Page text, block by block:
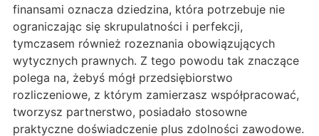
finansami oznacza dziedzina, która potrzebuje nie
ograniczając się skrupulatności i perfekcji,
tymczasem również rozeznania obowiązujących
wytycznych prawnych. Z tego powodu tak znaczące
polega na, żebyś mógł przedsiębiorstwo
rozliczeniowe, z którym zamierzasz współpracować,
tworzysz partnerstwo, posiadało stosowne
praktyczne doświadczenie plus zdolności zawodowe.